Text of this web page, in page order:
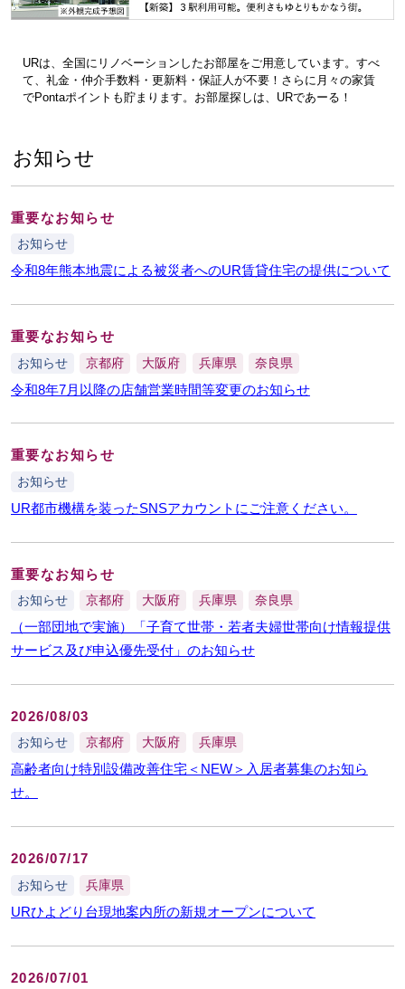
URは、全国にリノベーションしたお部屋をご用意しています。すべ
て、礼金・仲介手数料・更新料・保証人が不要！さらに月々の家賃
でPontaポイントも貯まります。お部屋探しは、URであーる！
お知らせ
重要なお知らせ
お知らせ
令和8年熊本地震による被災者へのUR賃貸住宅の提供について
重要なお知らせ
お知らせ 京都府 大阪府 兵庫県 奈良県
令和8年7月以降の店舗営業時間等変更のお知らせ
重要なお知らせ
お知らせ
UR都市機構を装ったSNSアカウントにご注意ください。
重要なお知らせ
お知らせ 京都府 大阪府 兵庫県 奈良県
（一部団地で実施）「子育て世帯・若者夫婦世帯向け情報提供
サービス及び申込優先受付」のお知らせ
2026/08/03
お知らせ 京都府 大阪府 兵庫県
高齢者向け特別設備改善住宅＜NEW＞入居者募集のお知ら
せ。
2026/07/17
お知らせ 兵庫県
URひよどり台現地案内所の新規オープンについて
2026/07/01